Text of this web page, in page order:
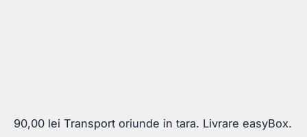
90,00 lei Transport oriunde in tara. Livrare easyBox.